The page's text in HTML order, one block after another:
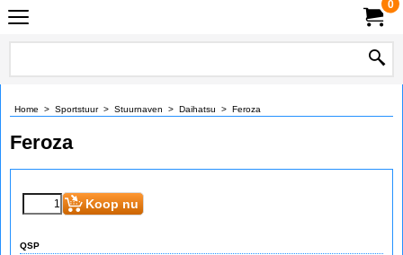
0
Home > Sportstuur> Stuurnaven > Daihatsu > Feroza
Feroza
Koop nu
QSP